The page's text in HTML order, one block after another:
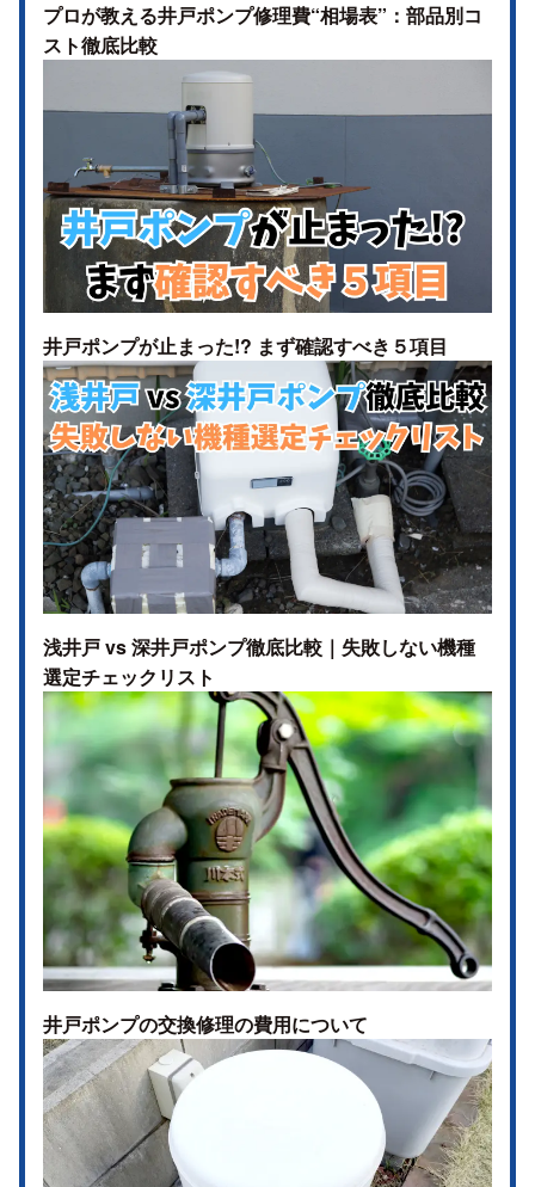
プロが教える井戸ポンプ修理費“相場表”：部品別コ
スト徹底比較
井戸ポンプが止まった!? まず確認すべき５項目
浅井戸 vs 深井戸ポンプ徹底比較｜失敗しない機種
選定チェックリスト
井戸ポンプの交換修理の費用について